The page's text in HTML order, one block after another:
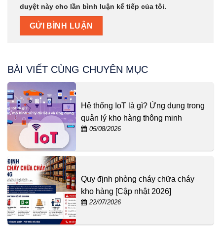
duyệt này cho lần bình luận kế tiếp của tôi.
BÀI VIẾT CÙNG CHUYÊN MỤC
Hệ thống IoT là gì? Ứng dụng trong
quản lý kho hàng thông minh
05/08/2026
Quy định phòng cháy chữa cháy
kho hàng [Cập nhật 2026]
22/07/2026